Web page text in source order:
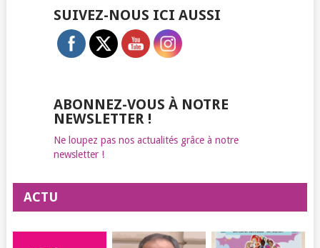
SUIVEZ-NOUS ICI AUSSI
ABONNEZ-VOUS À NOTRE
NEWSLETTER !
Ne loupez pas nos actualités grâce à notre
newsletter !
ACTU